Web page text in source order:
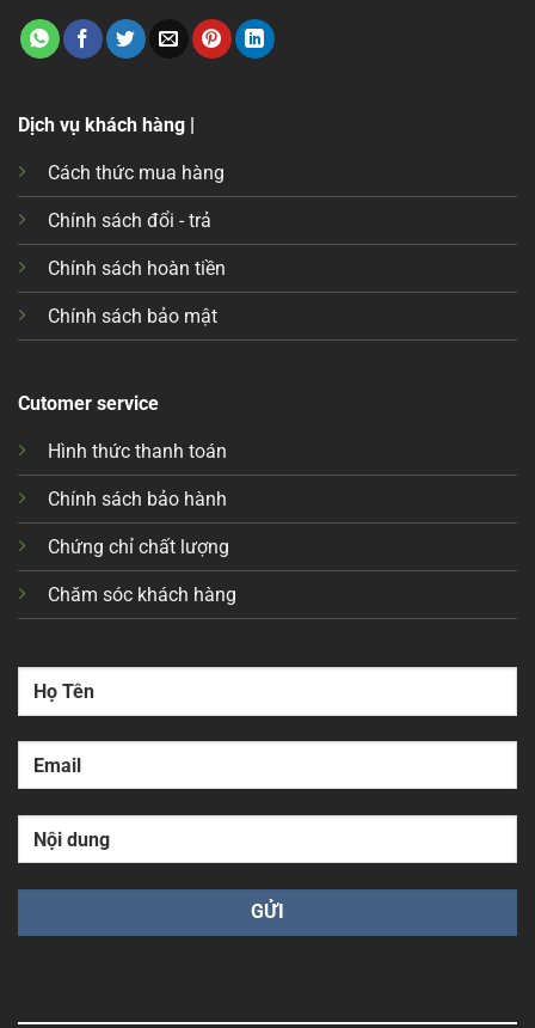
Dịch vụ khách hàng |
Cách thức mua hàng
Chính sách đổi - trả
Chính sách hoàn tiền
Chính sách bảo mật
Cutomer service
Hình thức thanh toán
Chính sách bảo hành
Chứng chỉ chất lượng
Chăm sóc khách hàng